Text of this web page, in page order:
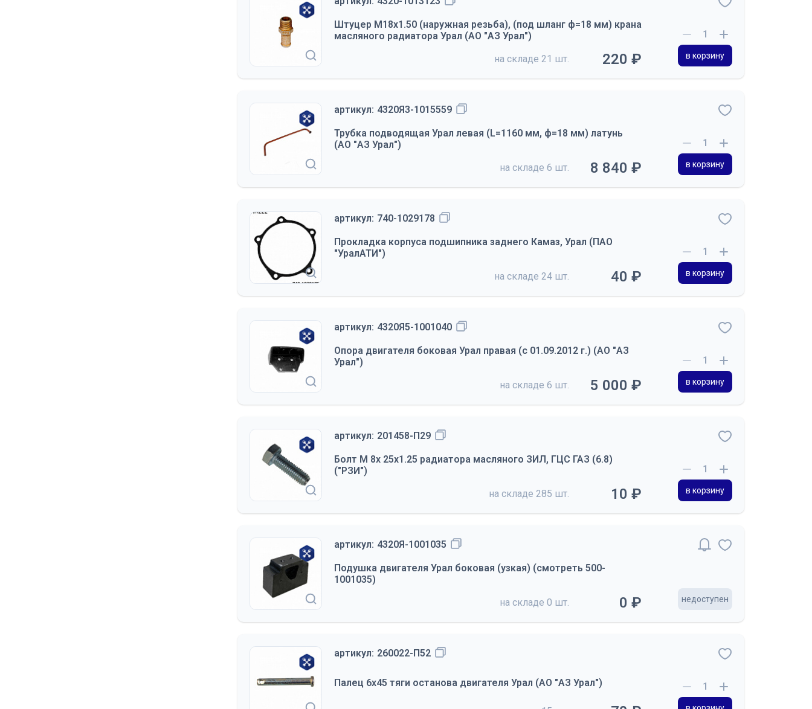
Штуцер М18х1.50 (наружная резьба), (под шланг ф=18 мм) крана
масляного радиатора Урал (АО "АЗ Урал")
на складе 21 шт. 220 ₽ в корзину
артикул: 4320Я3-1015559
Трубка подводящая Урал левая (L=1160 мм, ф=18 мм) латунь
(АО "АЗ Урал")
на складе 6 шт. 8 840 ₽ в корзину
артикул: 740-1029178
Прокладка корпуса подшипника заднего Камаз, Урал (ПАО
"УралАТИ")
на складе 24 шт. 40 ₽ в корзину
артикул: 4320Я5-1001040
Опора двигателя боковая Урал правая (с 01.09.2012 г.) (АО "АЗ
Урал")
на складе 6 шт. 5 000 ₽ в корзину
артикул: 201458-П29
Болт М 8х 25х1.25 радиатора масляного ЗИЛ, ГЦС ГАЗ (6.8)
("РЗИ")
на складе 285 шт. 10 ₽ в корзину
артикул: 4320Я-1001035
Подушка двигателя Урал боковая (узкая) (смотреть 500-
1001035)
на складе 0 шт. 0 ₽ недоступен
артикул: 260022-П52
Палец 6х45 тяги останова двигателя Урал (АО "АЗ Урал")